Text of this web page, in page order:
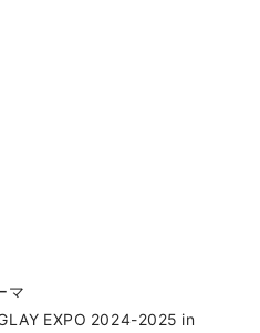
マ
EXPO 2024-2025 in